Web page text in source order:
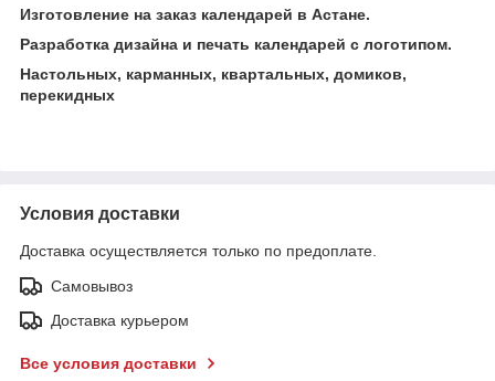
Изготовление на заказ календарей в Астане.
Разработка дизайна и печать календарей с логотипом.
Настольных, карманных, квартальных, домиков,
перекидных
Условия доставки
Доставка осуществляется только по предоплате.
Самовывоз
Доставка курьером
Все условия доставки